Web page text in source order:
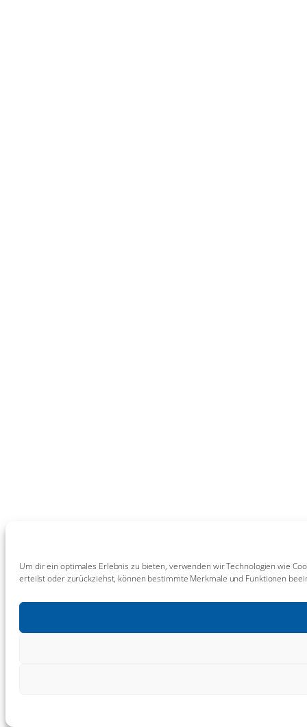
Um dir ein optimales Erlebnis zu bieten, verwenden wir Technologien wie
erteilst oder zurückziehst, können bestimmte Merkmale und Funktionen